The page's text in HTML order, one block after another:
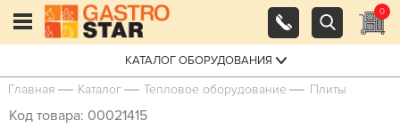
0
КАТАЛОГ ОБОРУДОВАНИЯ
Главная Каталог Тепловое оборудование Плиты
Код товара: 00021415